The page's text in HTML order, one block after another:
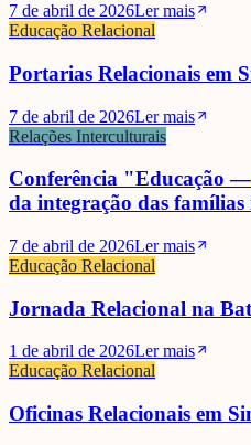
7 de abril de 2026Ler mais
Educação Relacional
Portarias Relacionais em
7 de abril de 2026Ler mais
Relações Interculturais
Conferência "Educação —
da integração das
7 de abril de 2026Ler mais
Educação Relacional
Jornada Relacional na
1 de abril de 2026Ler mais
Educação Relacional
Oficinas Relacionais em